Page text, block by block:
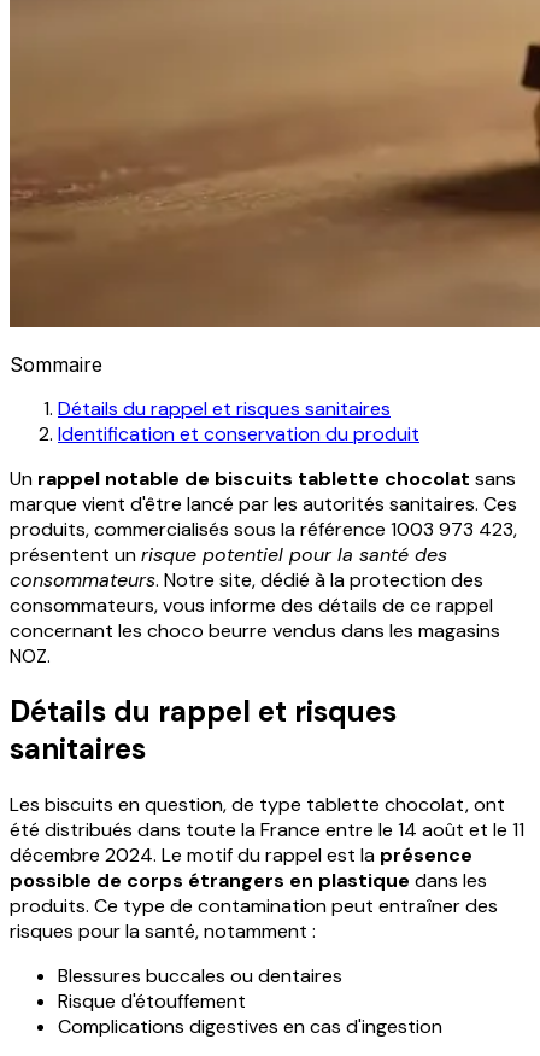
Sommaire
Détails du rappel et risques sanitaires
Identification et conservation du produit
Un rappel notable de biscuits tablette chocolat sans
marque vient d'être lancé par les autorités sanitaires. Ces
produits, commercialisés sous la référence 1003 973 423,
présentent unrisque potentiel pour la santé des
consommateurs. Notre site, dédié à la protection des
consommateurs, vous informe des détails de ce rappel
concernant les choco beurre vendus dans les magasins
NOZ.
Détails du rappel et risques
sanitaires
Les biscuits en question, de type tablette chocolat, ont
été distribués dans toute la France entre le 14 août et le 11
décembre 2024. Le motif du rappel est la présence
possible de corps étrangers en plastique dans les
produits. Ce type de contamination peut entraîner des
risques pour la santé, notamment :
Blessures buccales ou dentaires
Risque d'étouffement
Complications digestives en cas d'ingestion